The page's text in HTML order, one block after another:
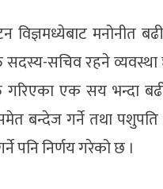
विज्ञमध्येबाट मनोनीत
सदस्य-सचिव रहने
गरिएका एक सय
समेत बन्देज गर्ने तथा
पनि निर्णय गरेको छ ।